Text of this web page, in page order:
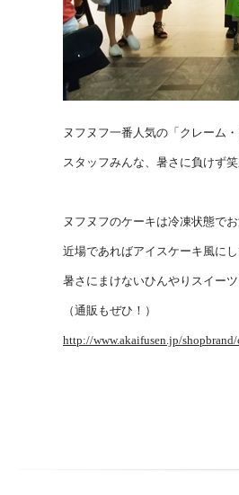
ヌフヌフ一番人気の「クレーム
スタッフみんな、暑さに負けず
ヌフヌフのケーキは冷凍状態で
近場であればアイスケーキ風にし
暑さにまけないひんやりスイー
（通販もぜひ！）
http://www.akaifusen.jp/